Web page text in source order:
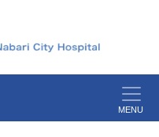
MENU